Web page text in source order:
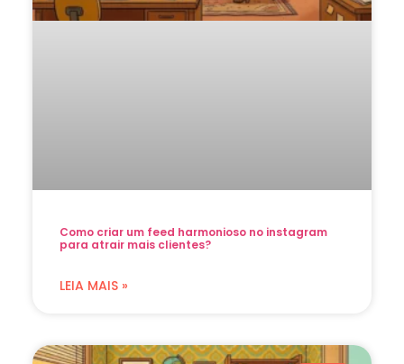
Como criar um feed harmonioso no instagram
para atrair mais clientes?
LEIA MAIS »